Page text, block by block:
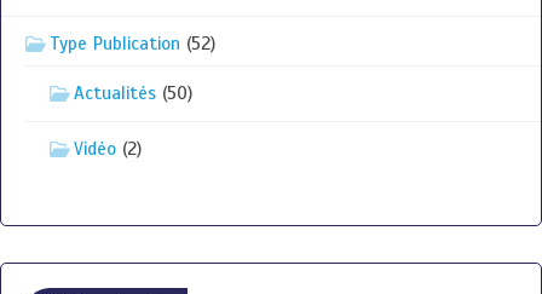
Type Publication (52)
Actualités (50)
Vidéo (2)